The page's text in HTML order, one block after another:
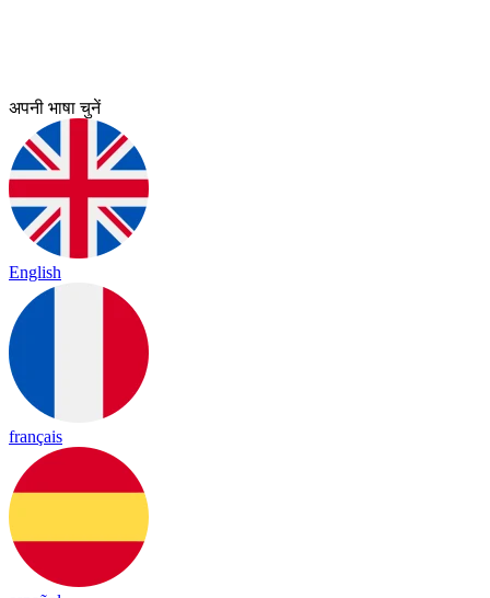
अपनी भाषा चुनें
English
français